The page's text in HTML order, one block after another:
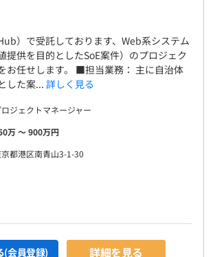
）で受託しております、Web系システム
提供を目的としたSoE案件）のプロジェク
お任せします。 ■担当業務： 主に自治体
した案...詳しく見る
ロジェクトマネージャー
万 〜 900万円
都港区南青山3-1-30
(会員登録) 詳細を見る